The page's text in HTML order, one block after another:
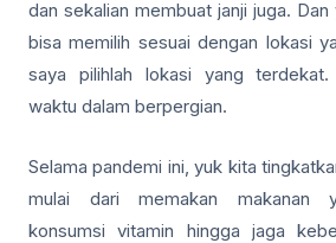
dan sekalian membuat janji juga.
bisa memilih sesuai dengan lokasi
saya pilihlah lokasi yang terdekat.
waktu dalam berpergian.
Selama pandemi ini, yuk kita
mulai dari memakan makanan
konsumsi vitamin hingga jaga